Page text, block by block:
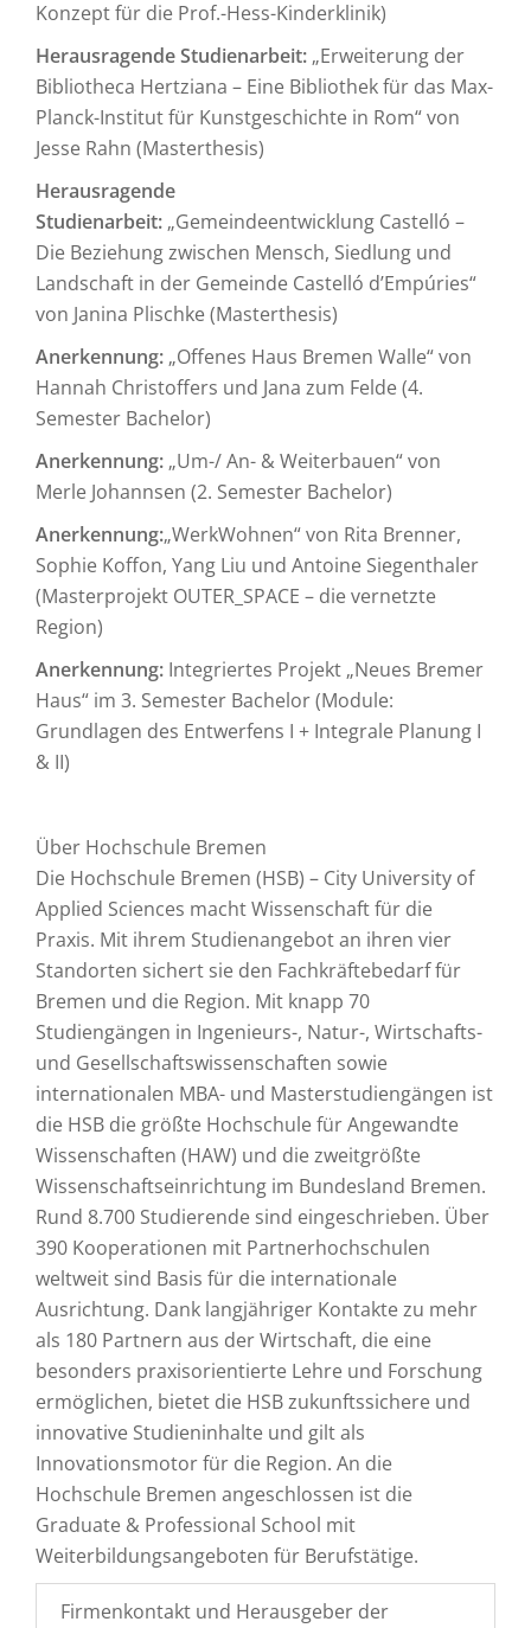
Konzept für die Prof.-Hess-Kinderklinik)
Herausragende Studienarbeit: „Erweiterung der
Bibliotheca Hertziana – Eine Bibliothek für das Max-
Planck-Institut für Kunstgeschichte in Rom“ von
Jesse Rahn (Masterthesis)
Herausragende
Studienarbeit: „Gemeindeentwicklung Castelló –
Die Beziehung zwischen Mensch, Siedlung und
Landschaft in der Gemeinde Castelló d’Empúries“
von Janina Plischke (Masterthesis)
Anerkennung: „Offenes Haus Bremen Walle“ von
Hannah Christoffers und Jana zum Felde (4.
Semester Bachelor)
Anerkennung: „Um-/ An- & Weiterbauen“ von
Merle Johannsen (2. Semester Bachelor)
Anerkennung:„WerkWohnen“ von Rita Brenner,
Sophie Koffon, Yang Liu und Antoine Siegenthaler
(Masterprojekt OUTER_SPACE – die vernetzte
Region)
Anerkennung: Integriertes Projekt „Neues Bremer
Haus“ im 3. Semester Bachelor (Module:
Grundlagen des Entwerfens I + Integrale Planung I
& II)
Über Hochschule Bremen
Die Hochschule Bremen (HSB) – City University of
Applied Sciences macht Wissenschaft für die
Praxis. Mit ihrem Studienangebot an ihren vier
Standorten sichert sie den Fachkräftebedarf für
Bremen und die Region. Mit knapp 70
Studiengängen in Ingenieurs-, Natur-, Wirtschafts-
und Gesellschaftswissenschaften sowie
internationalen MBA- und Masterstudiengängen ist
die HSB die größte Hochschule für Angewandte
Wissenschaften (HAW) und die zweitgrößte
Wissenschaftseinrichtung im Bundesland Bremen.
Rund 8.700 Studierende sind eingeschrieben. Über
390 Kooperationen mit Partnerhochschulen
weltweit sind Basis für die internationale
Ausrichtung. Dank langjähriger Kontakte zu mehr
als 180 Partnern aus der Wirtschaft, die eine
besonders praxisorientierte Lehre und Forschung
ermöglichen, bietet die HSB zukunftssichere und
innovative Studieninhalte und gilt als
Innovationsmotor für die Region. An die
Hochschule Bremen angeschlossen ist die
Graduate & Professional School mit
Weiterbildungsangeboten für Berufstätige.
Firmenkontakt und Herausgeber der